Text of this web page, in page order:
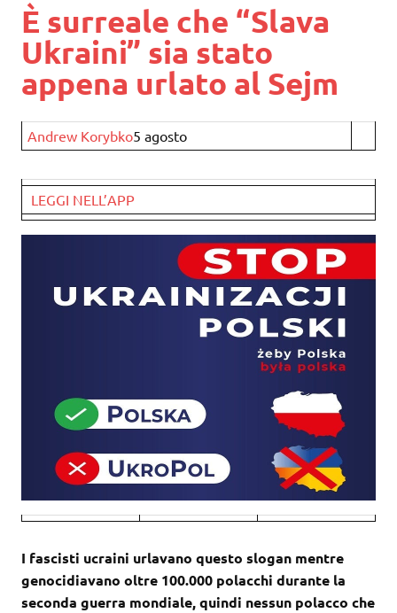
È surreale che “Slava
Ukraini” sia stato
appena urlato al Sejm
Andrew Korybko5 agosto
LEGGI NELL’APP
I fascisti ucraini urlavano questo slogan mentre
genocidiavano oltre 100.000 polacchi durante la
seconda guerra mondiale, quindi nessun polacco che